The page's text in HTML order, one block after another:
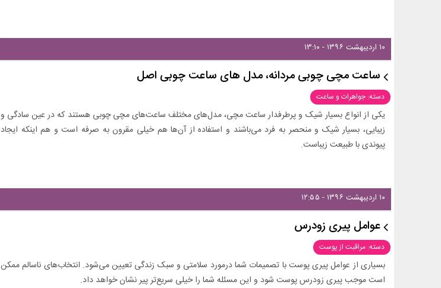
۱۰ اردیبهشت ۱۳۹۶ - ۱۳:۱۰
ساعت مچی چوبی مردانه، مدل های ساعت چوبی اصل
دسته: جواهرات و ساعت
یکی از انواع بسیار شیک و پرطرفدار ساعت مچی، مدل‌های مختلف ساعت‌های مچی چوبی هستند که در عین سادگی و
زیبایی، بسیار شیک و منحصر به فرد می‌باشند و استفاده از آن‌ها هم خیلی مقرون به صرفه است و هم اینکه ایجاد
پیوندی با طبیعت زیباست.
۱۰ اردیبهشت ۱۳۹۶ - ۱۲:۵۵
عوامل پیری زودرس
دسته: مراقبت از پوست
بسیاری از عوامل پیری پوست با تصمیمات شما درمورد سلامتی و سبک زندگی تعیین می‌شود. انتخاب‌های ناسالم ممکن
است موجب پیری زودرس پوست شود و این مسئله شما را خیلی سریع‌تر پیر نشان خواهد داد.